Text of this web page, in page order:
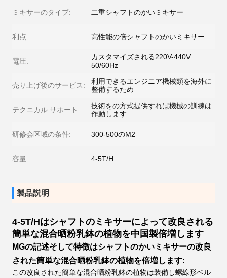
ミキサーのタイプ: 二重シャフトのかいミキサー
利点: 高性能の倍シャフトのかいミキサー
電圧:
カスタマイズされる220V-440V
50/60Hz
売り上げ後のサービス:
利用できるエンジニア機械類を海外に
整備するため
テクニカル サポート:
技術をの方式提供すれば機械の訓練は
作動します
研修会区域の条件: 300-500のM2
容量: 4-5T/H
製品説明
4-5T/Hはシャフトのミキサーによって改良される
簡単な混合晒粉乳鉢の植物を中国製倍増します
MGの記述そして特徴はシャフトのかいミキサーの改良
された簡単な混合晒粉乳鉢の植物を倍増します:
この改良された簡単な混合晒粉乳鉢の植物は装備し螺線形ベル